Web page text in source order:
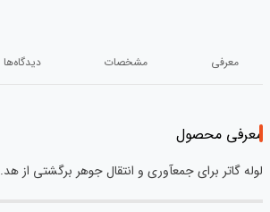
معرفی مشخصات دیدگاه‌ها
معرفی محصول
لوله گاتر برای جمعآوری و انتقال جوهر برگشتی از هد.